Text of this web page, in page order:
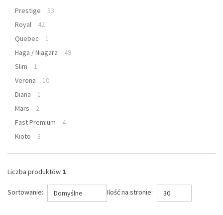
Prestige
53
Royal
42
Quebec
1
Haga / Niagara
49
Slim
1
Verona
10
Diana
1
Mars
2
Fast Premium
4
Kioto
3
Liczba produktów 1
Sortowanie: Domyślne Ilość na stronie: 30